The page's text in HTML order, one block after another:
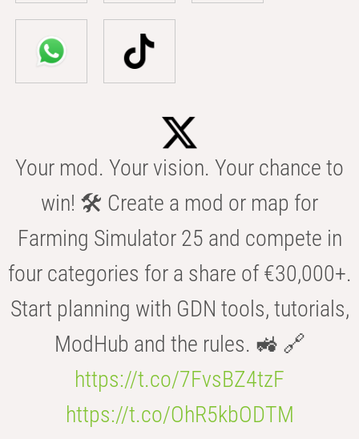
Your mod. Your vision. Your chance to
win! 🛠️ Create a mod or map for
Farming Simulator 25 and compete in
four categories for a share of €30,000+.
Start planning with GDN tools, tutorials,
ModHub and the rules. 🚜 🔗
https://t.co/7FvsBZ4tzF
https://t.co/OhR5kbODTM